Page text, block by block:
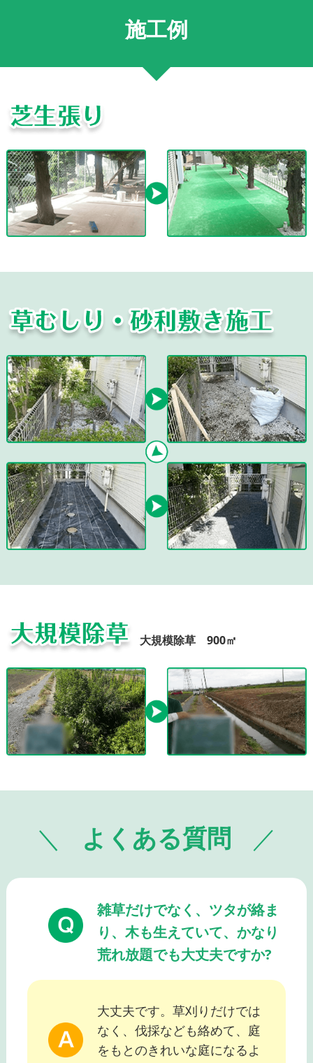
施工例
大規模除草 900㎡
よくある質問
雑草だけでなく、ツタが絡ま
り、木も生えていて、かなり
荒れ放題でも大丈夫ですか?
大丈夫です。草刈りだけでは
なく、伐採なども絡めて、庭
をもとのきれいな庭になるよ